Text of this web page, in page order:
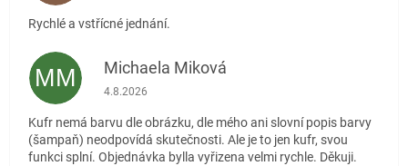
Rychlé a vstřícné jednání.
MM Michaela Miková
Hodnocení obchodu je 5 z 5 hvězdiček.
4.8.2026
Kufr nemá barvu dle obrázku, dle mého ani slovní popis barvy
(šampaň) neodpovídá skutečnosti. Ale je to jen kufr, svou
funkci splní. Objednávka bylla vyřizena velmi rychle. Děkuji.